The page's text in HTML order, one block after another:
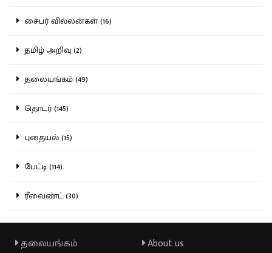
சைபர் வில்லன்கள் (16)
தமிழ் அறிவு (2)
தலையங்கம் (49)
தொடர் (145)
புதையல் (15)
பேட்டி (114)
ரீவைண்ட் (30)
தலையங்கம்
About us